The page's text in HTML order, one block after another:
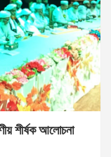
শীর্ষক আলোচনা